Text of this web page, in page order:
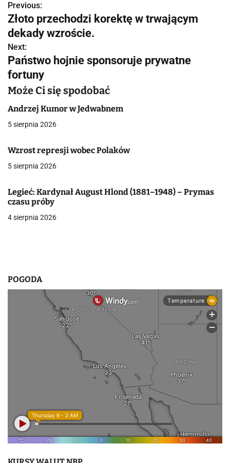
N
a
w
i
g
a
c
j
a
p
i
Previous:
Złoto przechodzi korektę w trwającym
dekady wzroście.
Next:
Państwo hojnie sponsoruje prywatne
fortuny
Może Ci się spodobać
Andrzej Kumor w Jedwabnem
5 sierpnia 2026
Wzrost represji wobec Polaków
5 sierpnia 2026
Legieć: Kardynał August Hlond (1881–1948) – Prymas
czasu próby
4 sierpnia 2026
POGODA